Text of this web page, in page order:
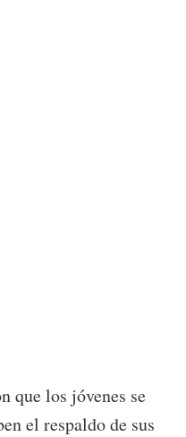
que los jóvenes se
el respaldo de sus